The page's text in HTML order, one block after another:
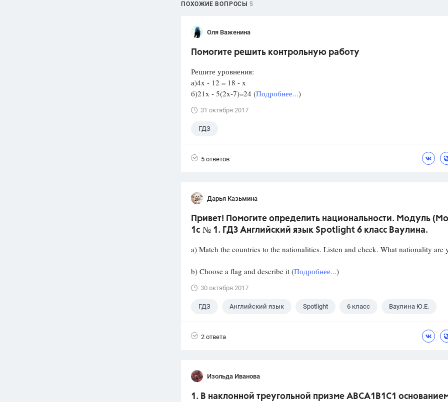
ПОХОЖИЕ ВОПРОСЫ 5
Оля Важенина
Помогите решить контрольную работу
Решите уровнения:
а)4x - 12 = 18 - x
б)21x - 5(2x-7)=24 (Подробнее...)
31 октября 2017
ГДЗ
5 ответов
Дарья Казьмина
Привет! Помогите определить национальности. Модуль
1c № 1. ГДЗ Английский язык Spotlight 6 класс Ваулина.
a) Match the countries to the nationalities. Listen and check. What nationality are
b) Choose a flag and describe it (Подробнее...)
30 октября 2017
ГДЗ Английский язык Spotlight 6 класс Ваулина Ю.Е.
2 ответа
Изольда Иванова
1. В наклонной треугольной призме ABCA1B1C1